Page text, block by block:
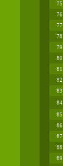
75
76
77
78
79
80
81
82
83
84
85
86
87
88
89